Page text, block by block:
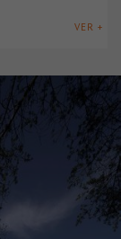
VER +